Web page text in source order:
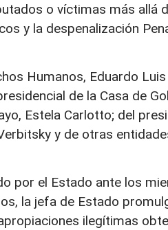
o víctimas más allá
y la despenalización
Humanos, Eduardo
de la Casa de
Estela Carlotto; del
y de otras
por el Estado ante los
la jefa de Estado
ilegítimas